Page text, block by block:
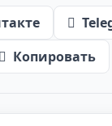
Копировать